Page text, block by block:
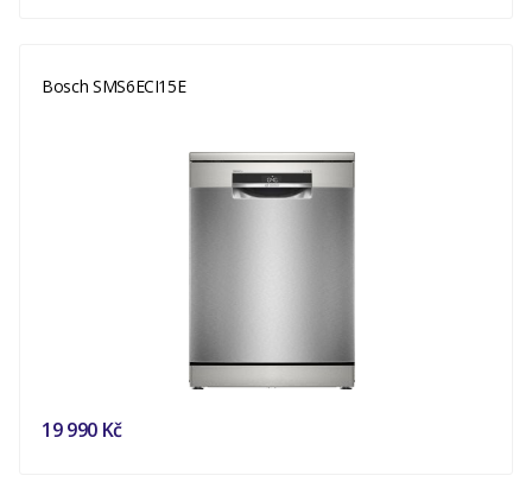
Bosch SMS6ECI15E
19 990 Kč